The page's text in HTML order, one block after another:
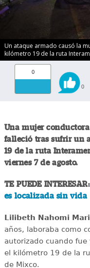
Un ataque armado causó la
kilómetro 19 de la ruta
0
0
Una mujer
falleció tras sufrir un
19 de la ruta
viernes 7 de agosto.
TE PUEDE INTERESAR:
es localizada sin vida
Lilibeth Nahomi
años, laboraba como
autorizado cuando
el kilómetro 19 de la
de Mixco.